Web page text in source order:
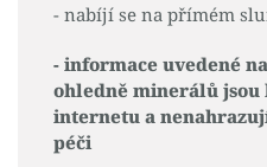
- nabíjí se na přímém
- informace uvedené
ohledně minerálů jsou
internetu a
péči